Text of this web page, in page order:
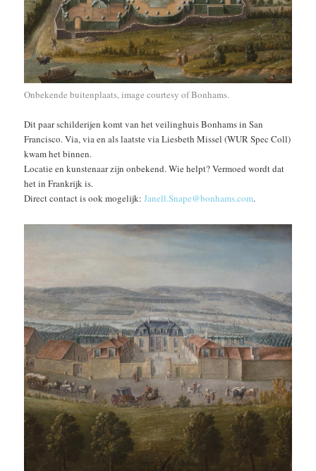
Onbekende buitenplaats, image courtesy of Bonhams.
Dit paar schilderijen komt van het veilinghuis Bonhams in San
Francisco. Via, via en als laatste via Liesbeth Missel (WUR Spec Coll)
kwam het binnen.
Locatie en kunstenaar zijn onbekend. Wie helpt? Vermoed wordt dat
het in Frankrijk is.
Direct contact is ook mogelijk:Janell.Snape@bonhams.com.